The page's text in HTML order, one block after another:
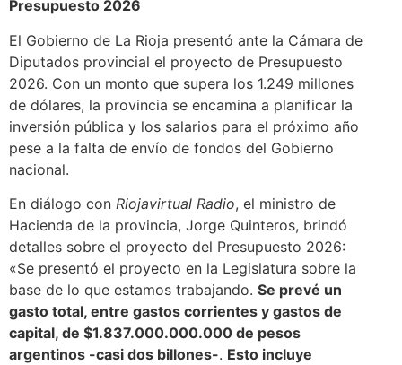
Presupuesto 2026
El Gobierno de La Rioja presentó ante la Cámara de
Diputados provincial el proyecto de Presupuesto
2026. Con un monto que supera los 1.249 millones
de dólares, la provincia se encamina a planificar la
inversión pública y los salarios para el próximo año
pese a la falta de envío de fondos del Gobierno
nacional.
En diálogo con Riojavirtual Radio, el ministro de
Hacienda de la provincia, Jorge Quinteros, brindó
detalles sobre el proyecto del Presupuesto 2026:
«Se presentó el proyecto en la Legislatura sobre la
base de lo que estamos trabajando. Se prevé un
gasto total, entre gastos corrientes y gastos de
capital, de $1.837.000.000.000 de pesos
argentinos -casi dos billones-. Esto incluye